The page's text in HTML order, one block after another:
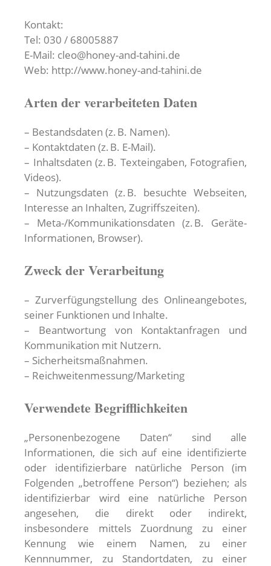
Kontakt:
Tel: 030 / 68005887
E-Mail: cleo@honey-and-tahini.de
Web: http://www.honey-and-tahini.de
Arten der verarbeiteten Daten
– Bestandsdaten (z. B. Namen).
– Kontaktdaten (z. B. E-Mail).
– Inhaltsdaten (z. B. Texteingaben, Fotografien,
Videos).
– Nutzungsdaten (z. B. besuchte Webseiten,
Interesse an Inhalten, Zugriffszeiten).
– Meta-/Kommunikationsdaten (z. B. Geräte-
Informationen, Browser).
Zweck der Verarbeitung
– Zurverfügungstellung des Onlineangebotes,
seiner Funktionen und Inhalte.
– Beantwortung von Kontaktanfragen und
Kommunikation mit Nutzern.
– Sicherheitsmaßnahmen.
– Reichweitenmessung/Marketing
Verwendete Begrifflichkeiten
„Personenbezogene Daten“ sind alle
Informationen, die sich auf eine identifizierte
oder identifizierbare natürliche Person (im
Folgenden „betroffene Person“) beziehen; als
identifizierbar wird eine natürliche Person
angesehen, die direkt oder indirekt,
insbesondere mittels Zuordnung zu einer
Kennung wie einem Namen, zu einer
Kennnummer, zu Standortdaten, zu einer